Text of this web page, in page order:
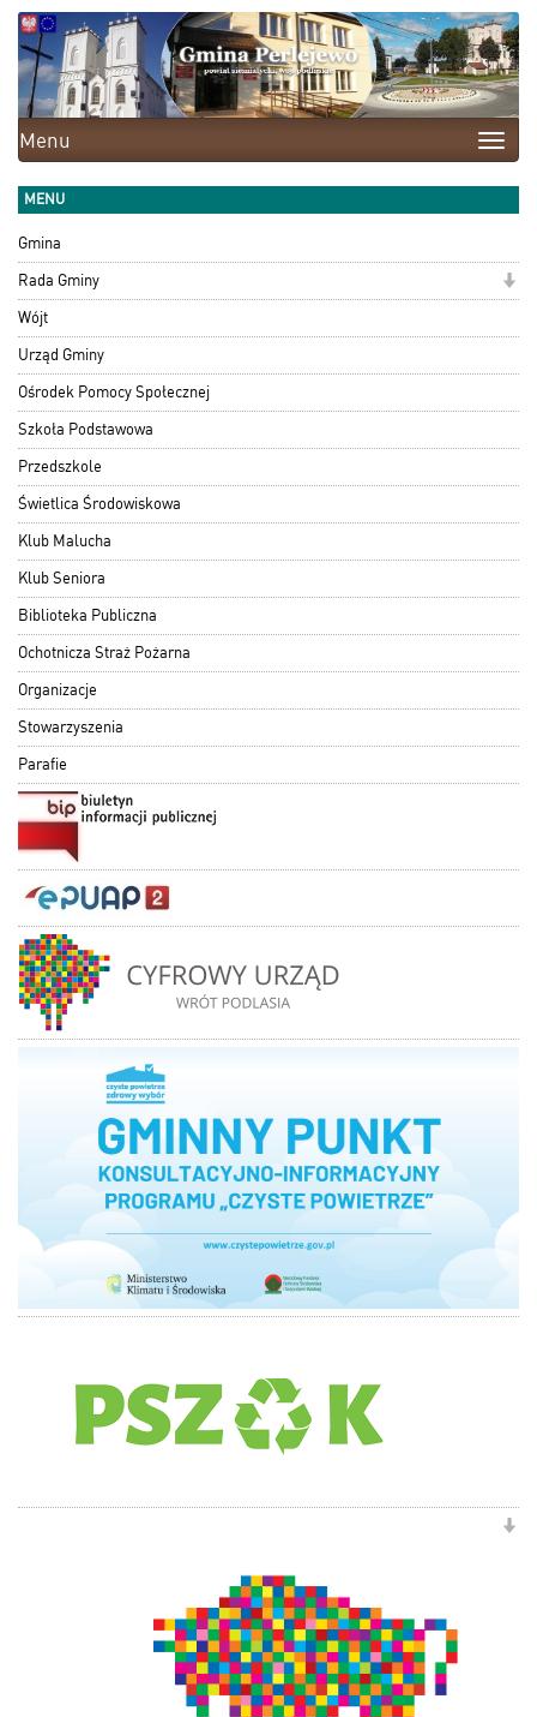
Toggle
Menu
MENU
Gmina
Rada Gminy
Wójt
Urząd Gminy
Ośrodek Pomocy Społecznej
Szkoła Podstawowa
Przedszkole
Świetlica Środowiskowa
Klub Malucha
Klub Seniora
Biblioteka Publiczna
Ochotnicza Straż Pożarna
Organizacje
Stowarzyszenia
Parafie